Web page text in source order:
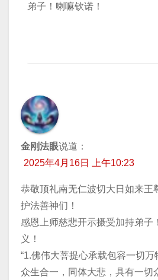
弟子！喇嘛钦诺！
金刚法眼说道：
2025年4月16日 上午10:23
恭敬顶礼南无仁波切大日如来王
护法善神们！
感恩上师慈悲开示摄受加持弟子
义！
“1.佛伟大菩提心承载包容一切
众生合一，同体大悲，具有一切